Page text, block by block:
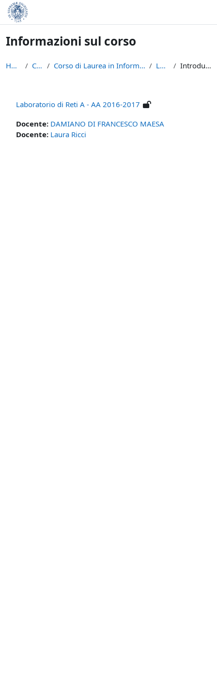
Vai al contenuto principale
Informazioni sul corso
Home Corsi Corso di Laurea in Informatica (L-31) LPR-A Introduzione
Laboratorio di Reti A - AA 2016-2017
Docente: DAMIANO DI FRANCESCO MAESA
Docente: Laura Ricci